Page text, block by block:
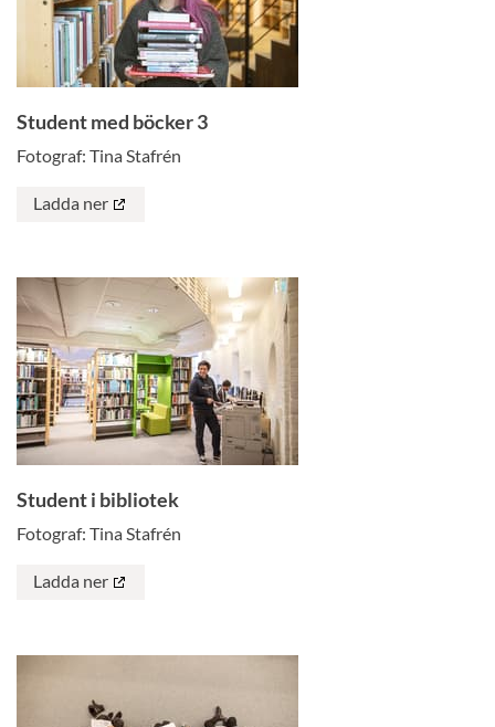
Student med böcker 3
Fotograf: Tina Stafrén
Ladda ner
Student i bibliotek
Fotograf: Tina Stafrén
Ladda ner